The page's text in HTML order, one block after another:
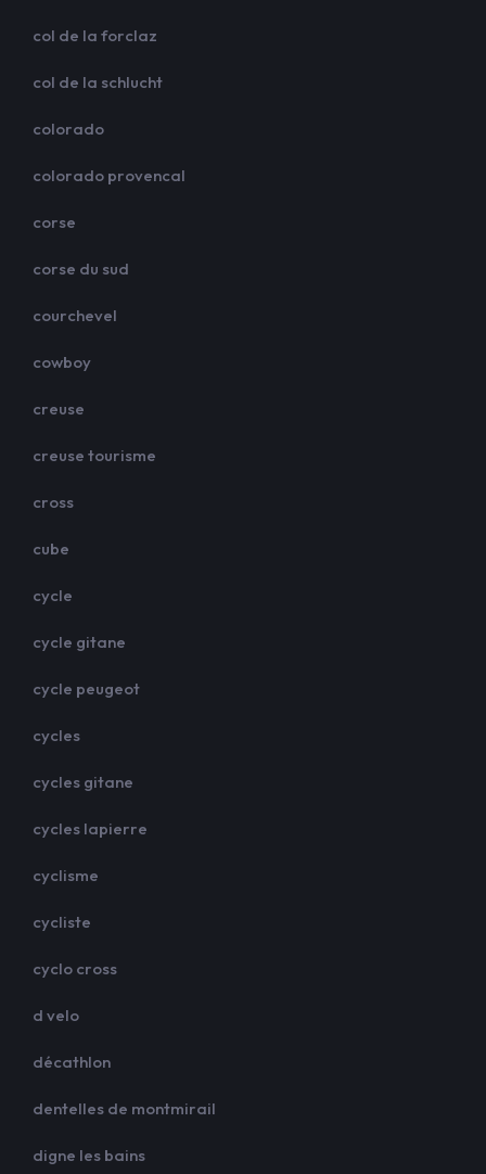
col de la forclaz
col de la schlucht
colorado
colorado provencal
corse
corse du sud
courchevel
cowboy
creuse
creuse tourisme
cross
cube
cycle
cycle gitane
cycle peugeot
cycles
cycles gitane
cycles lapierre
cyclisme
cycliste
cyclo cross
d velo
décathlon
dentelles de montmirail
digne les bains